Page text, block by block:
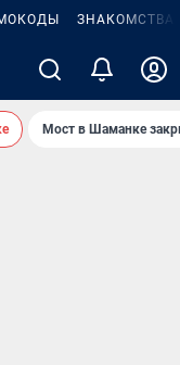
ЗНАКОМСТВА
Мост в Шаманке